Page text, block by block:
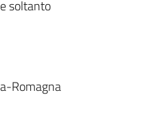
soltanto
Romagna